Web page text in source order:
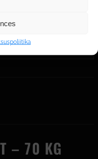
– 70 KG